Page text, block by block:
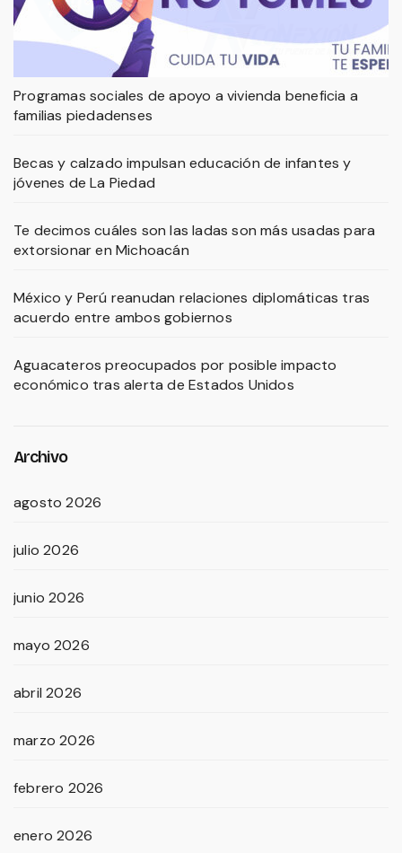
Programas sociales de apoyo a vivienda beneficia a
familias piedadenses
Becas y calzado impulsan educación de infantes y
jóvenes de La Piedad
Te decimos cuáles son las ladas son más usadas para
extorsionar en Michoacán
México y Perú reanudan relaciones diplomáticas tras
acuerdo entre ambos gobiernos
Aguacateros preocupados por posible impacto
económico tras alerta de Estados Unidos
Archivo
agosto 2026
julio 2026
junio 2026
mayo 2026
abril 2026
marzo 2026
febrero 2026
enero 2026